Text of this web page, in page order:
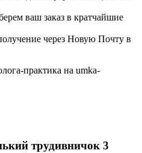
ваш заказ в кратчайшие
через Новую Почту в
практика на umka-
трудивничок 3